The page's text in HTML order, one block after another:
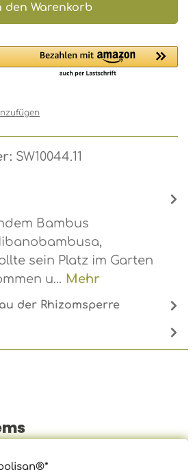
den Warenkorb
SW10044.11
Bambus
sein Platz im Garten
u… Mehr
der Rhizomsperre